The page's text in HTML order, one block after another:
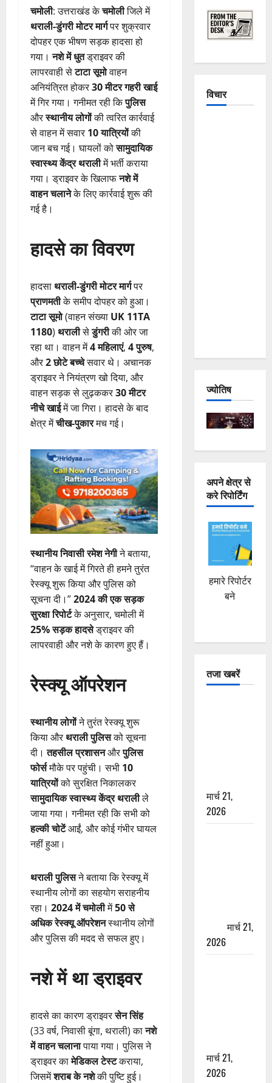
चमोली: उत्तराखंड केचमोलीजिले में
थराली-डुंगरी मोटर मार्गपर शुक्रवार
दोपहर एक भीषण सड़क हादसा हो
गया।नशे में धुतड्राइवर की
लापरवाही सेटाटा सूमोवाहन
अनियंत्रित होकर30 मीटर गहरी खाई
में गिर गया। गनीमत रही किपुलिस
औरस्थानीय लोगोंकी त्वरित कार्रवाई
से वाहन में सवार 10 यात्रियोंकी
जान बच गई। घायलों कोसामुदायिक
स्वास्थ्य केंद्र थरालीमें भर्ती कराया
गया। ड्राइवर के खिलाफनशे में
वाहन चलानेके लिए कार्रवाई शुरू की
गई है।
हादसे का विवरण
हादसाथराली-डुंगरी मोटर मार्गपर
प्राणमतीके समीप दोपहर को हुआ।
टाटा सूमो(वाहन संख्या UK 11TA
1180) थरालीसेडुंगरीकी ओर जा
रहा था। वाहन में4 महिलाएं, 4 पुरुष,
और2 छोटे बच्चेसवार थे। अचानक
ड्राइवर ने नियंत्रण खो दिया, और
वाहन सड़क से लुढ़ककर30 मीटर
नीचे खाईमें जा गिरा। हादसे के बाद
क्षेत्र मेंचीख-पुकारमच गई।
स्थानीय निवासी रमेश नेगीने बताया,
“वाहन के खाई में गिरते ही हमने तुरंत
रेस्क्यू शुरू किया और पुलिस को
सूचना दी।”2024 की एक सड़क
सुरक्षा रिपोर्टके अनुसार, चमोली में
25% सड़क हादसेड्राइवर की
लापरवाही और नशे के कारण हुए हैं।
रेस्क्यू ऑपरेशन
स्थानीय लोगोंने तुरंत रेस्क्यू शुरू
किया औरथराली पुलिसको सूचना
दी।तहसील प्रशासनऔरपुलिस
फोर्समौके पर पहुंची। सभी 10
यात्रियोंको सुरक्षित निकालकर
सामुदायिक स्वास्थ्य केंद्र थरालीले
जाया गया। गनीमत रही कि सभी को
हल्की चोटेंआईं, और कोई गंभीर घायल
नहीं हुआ।
थराली पुलिसने बताया कि रेस्क्यू में
स्थानीय लोगों का सहयोग सराहनीय
रहा। 2024 में चमोलीमें50 से
अधिक रेस्क्यू ऑपरेशनस्थानीय लोगों
और पुलिस की मदद से सफल हुए।
नशे में था ड्राइवर
हादसे का कारण ड्राइवरसेन सिंह
(33 वर्ष, निवासी बूंगा, थराली) कानशे
में वाहन चलानापाया गया। पुलिस ने
ड्राइवर कामेडिकल टेस्टकराया,
जिसमेंशराब के नशेकी पुष्टि हुई।
विचार
ज्योतिष
अपने क्षेत्र से
करे रिपोर्टिंग
हमारे रिपोर्टर
बने
तजा खबरें
मार्च 21,
2026
मार्च 21,
2026
मार्च 21,
2026